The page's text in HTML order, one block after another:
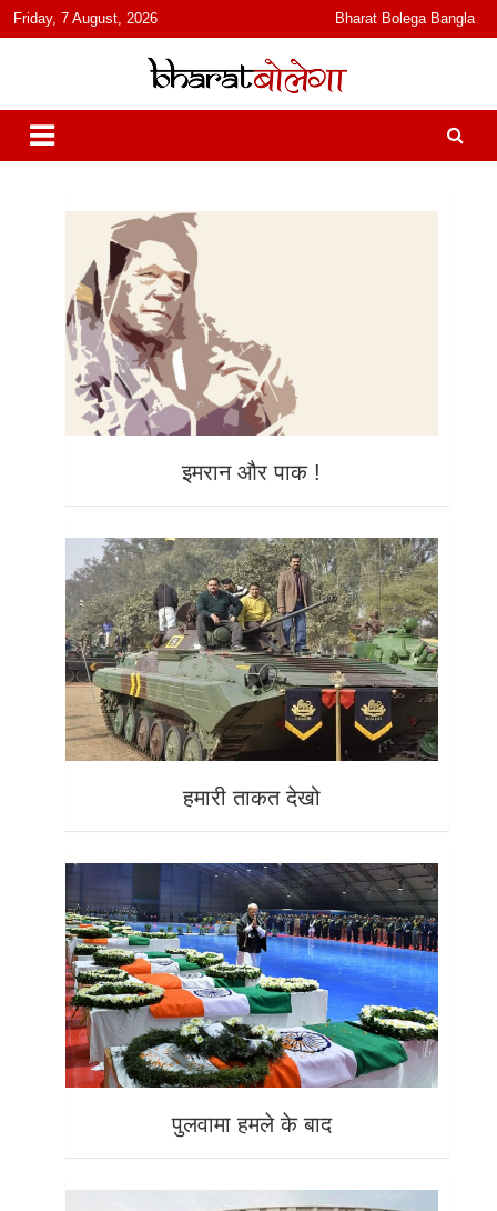
content
Friday, 7 August, 2026 Bharat Bolega Bangla
भारत बोलेगा
हिंदी में समाचार, विचार, ऑडियो, वीडियो और फ़ीचर. भारत बोलेगा हिंदी न्यूज़ वेबसाइट
India: News, Views, Info, Trends & Podcast I जानकारी भी समझदारी भी
और पॉडकास्ट
इमरान और पाक !
हमारी ताकत देखो
पुलवामा हमले के बाद